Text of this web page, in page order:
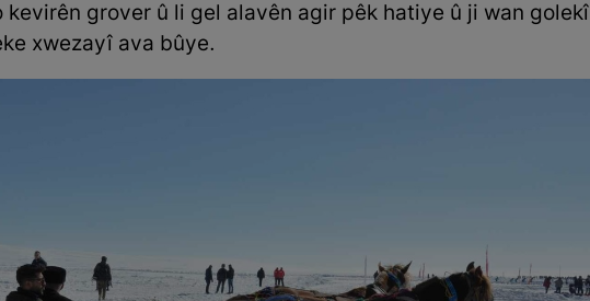
kevirên grover û li gel alavên agir pêk hatiye û ji wan golekî
xwezayî ava bûye.